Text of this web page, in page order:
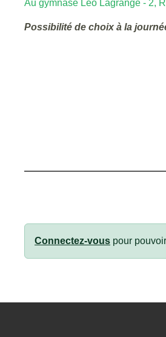
Au gymnase Léo Lagrange - 2,
Possibilité de choix à la
Connectez-vous pour